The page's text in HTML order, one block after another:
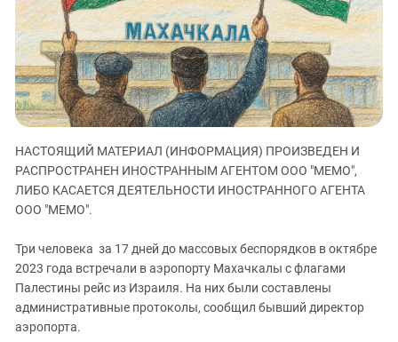
ЗАСТАВЛЯЕТ
КАВКАЗ ЗА ПАЛЕСТИНУ
ИНАКОМЫСЛИЕ В ЧЕЧНЕ
ПРЕСЛЕДОВАНИЕ АКТИВИСТОВ
МОБИЛИЗАЦИЯ И ПРОТЕСТЫ
Дагестан
Ингушетия
Кабардино-Балкария
Калмыкия
Карачаево-Черкесия
Краснодарский край
Российская Федерация
Северная Осетия - Алания
СКФО
Ставропольский край
НАСТОЯЩИЙ МАТЕРИАЛ (ИНФОРМАЦИЯ) ПРОИЗВЕДЕН И
РАСПРОСТРАНЕН ИНОСТРАННЫМ АГЕНТОМ ООО "МЕМО",
ЛИБО КАСАЕТСЯ ДЕЯТЕЛЬНОСТИ ИНОСТРАННОГО АГЕНТА
ООО "МЕМО".
Три человека за 17 дней до массовых беспорядков в октябре
2023 года встречали в аэропорту Махачкалы с флагами
Палестины рейс из Израиля. На них были составлены
административные протоколы, сообщил бывший директор
аэропорта.